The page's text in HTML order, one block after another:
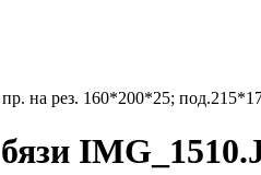
на рез. 160*200*25;